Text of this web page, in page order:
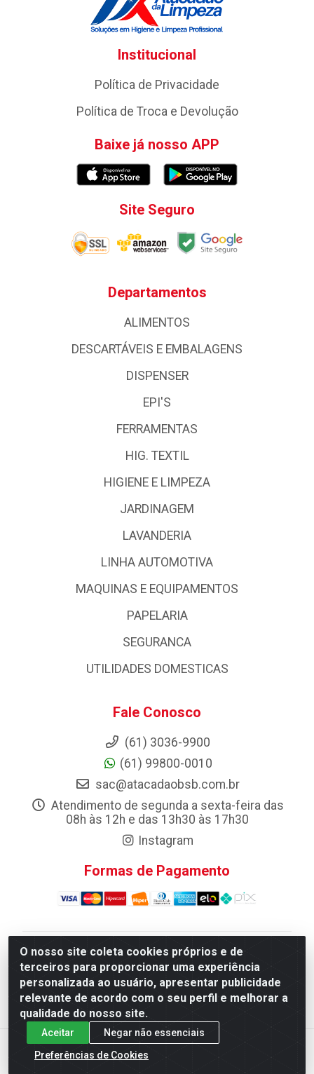
O nosso site coleta cookies próprios e de
terceiros para proporcionar uma experiência
personalizada ao usuário, apresentar publicidade
relevante de acordo com o seu perfil e melhorar a
qualidade do nosso site.
Aceitar
Negar não essenciais
Preferências de Cookies
Institucional
Política de Privacidade
Política de Troca e Devolução
Baixe já nosso APP
Site Seguro
Departamentos
ALIMENTOS
DESCARTÁVEIS E EMBALAGENS
DISPENSER
EPI'S
FERRAMENTAS
HIG. TEXTIL
HIGIENE E LIMPEZA
JARDINAGEM
LAVANDERIA
LINHA AUTOMOTIVA
MAQUINAS E EQUIPAMENTOS
PAPELARIA
SEGURANCA
UTILIDADES DOMESTICAS
Fale Conosco
(61) 3036-9900
(61) 99800-0010
sac@atacadaobsb.com.br
Atendimento de segunda a sexta-feira das
08h às 12h e das 13h30 às 17h30
Instagram
Formas de Pagamento
Atacadao da Limpeza F. Pereira Queiroz Comercio e
Distribuicao LTDA - Quadra Qi 10 Lotes 39 e, 41 - Setor
Industrial (Taguatinga), Brasília/DF - CEP 72.135-100 -
CNPJ 13.184.675/0001-80